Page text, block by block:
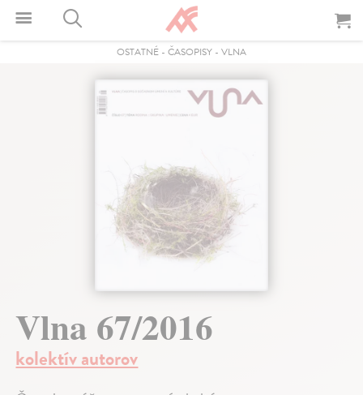
OSTATNÉ - ČASOPISY - VLNA
Vlna 67/2016
kolektív autorov